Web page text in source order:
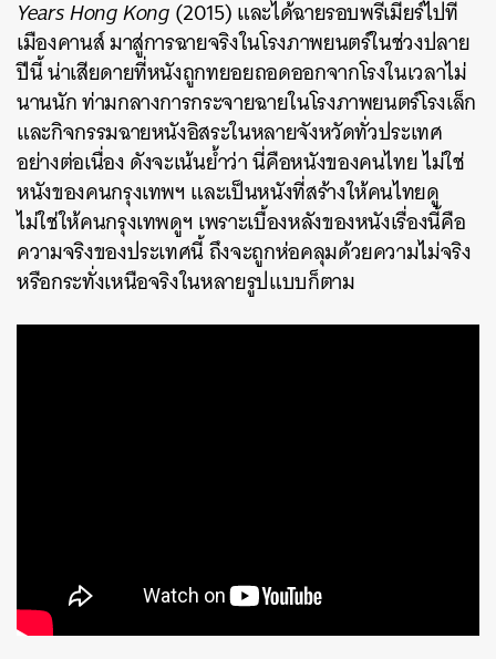
Years Hong Kong(2015) และได้ฉายรอบพรีเมียร์ไปที่
เมืองคานส์มาสู่การฉายจริงในโรงภาพยนตร์ในช่วงปลาย
ปีนี้น่าเสียดายที่หนังถูกทยอยถอดออกจากโรงในเวลาไม่
นานนักท่ามกลางการกระจายฉายในโรงภาพยนตร์โรงเล็ก
และกิจกรรมฉายหนังอิสระในหลายจังหวัดทั่วประเทศ
อย่างต่อเนื่องดังจะเน้นย้ำว่านี่คือหนังของคนไทยไม่ใช่
หนังของคนกรุงเทพฯ และเป็นหนังที่สร้างให้คนไทยดู
ไม่ใช่ให้คนกรุงเทพดูฯ เพราะเบื้องหลังของหนังเรื่องนี้คือ
ความจริงของประเทศนี้ถึงจะถูกห่อคลุมด้วยความไม่จริง
หรือกระทั่งเหนือจริงในหลายรูปแบบก็ตาม